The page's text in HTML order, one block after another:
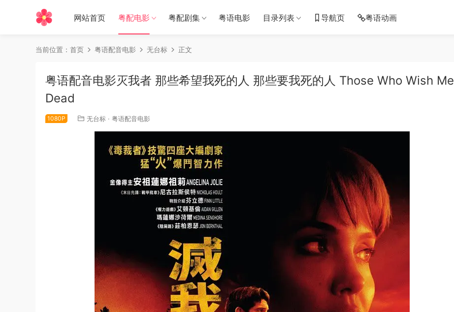
网站首页 粤配电影 粤配剧集 粤语电影 目录列表 导航页 粤语动画
当前位置： 首页 粤语配音电影 无台标 正文
粤语配音电影灭我者 那些希望我死的人 那些要我死的人 Those Who Wish Me
Dead
1080P 无台标 · 粤语配音电影